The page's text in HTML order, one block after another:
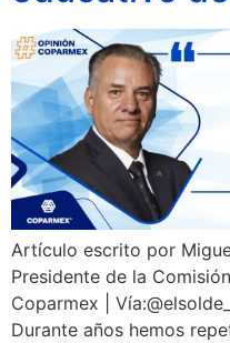
Artículo escrito por
Presidente de la
Coparmex |
Durante años hemos